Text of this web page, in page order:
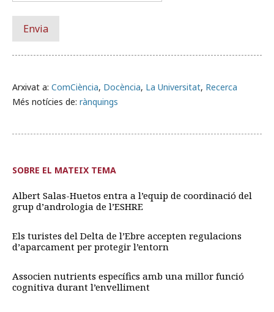
Arxivat a: ComCiència, Docència, La Universitat, Recerca
Més notícies de: rànquings
SOBRE EL MATEIX TEMA
Albert Salas-Huetos entra a l’equip de coordinació del
grup d’andrologia de l’ESHRE
Els turistes del Delta de l’Ebre accepten regulacions
d’aparcament per protegir l’entorn
Associen nutrients específics amb una millor funció
cognitiva durant l’envelliment